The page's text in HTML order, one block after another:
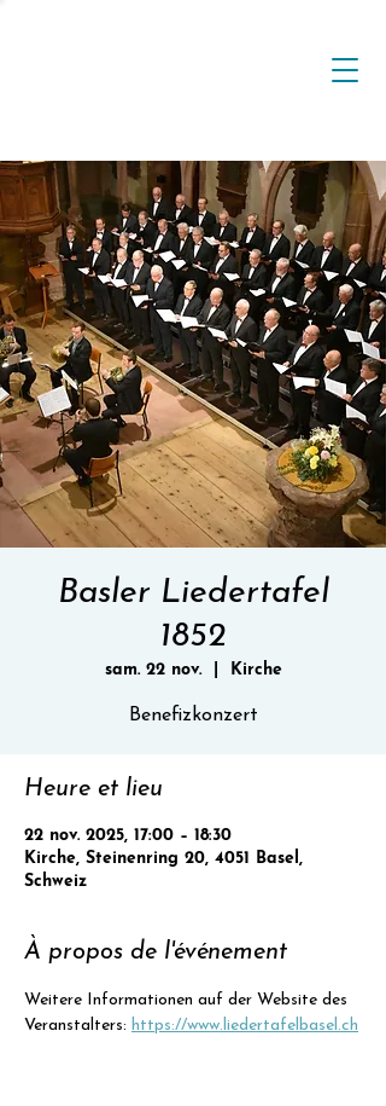
Basler Liedertafel
1852
sam. 22 nov.
  |
Kirche
Benefizkonzert
Heure et lieu
22 nov. 2025, 17:00 – 18:30
Kirche, Steinenring 20, 4051 Basel,
Schweiz
À propos de l'événement
Weitere Informationen auf der Website des
Veranstalters: https://www.liedertafelbasel.ch